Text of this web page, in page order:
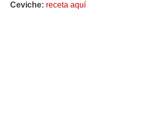
Ceviche: receta aquí